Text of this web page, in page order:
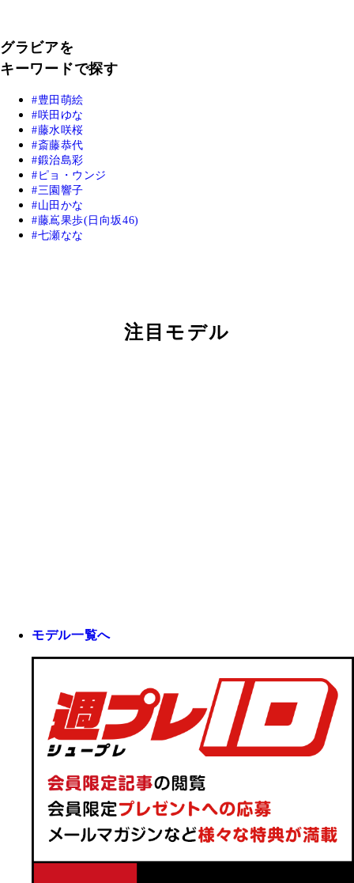
グラビアを
キーワードで探す
豊田萌絵
咲田ゆな
藤水咲桜
斎藤恭代
鍛治島彩
ピョ・ウンジ
三園響子
山田かな
藤嶌果歩(日向坂46)
七瀬なな
注目モデル
モデル一覧へ